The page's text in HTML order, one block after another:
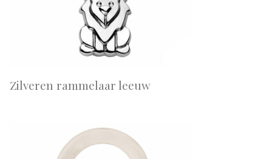
Zilveren rammelaar leeuw